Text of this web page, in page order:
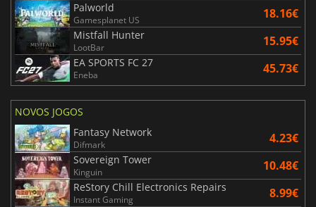
Palworld
Gamesplanet US 18.16€
Mistfall Hunter
LootBar 15.95€
EA SPORTS FC 27
Eneba 45.73€
NOVOS JOGOS
Fantasy Network
Difmark 4.23€
Sovereign Tower
Kinguin 10.48€
ReStory Chill Electronics Repairs
Instant Gaming 8.99€